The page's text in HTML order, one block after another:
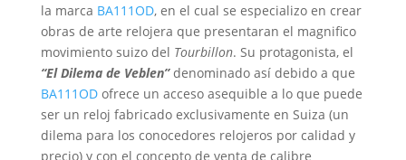
la marca BA111OD, en el cual se especializo en crear
obras de arte relojera que presentaran el magnifico
movimiento suizo del Tourbillon. Su protagonista, el
“El Dilema de Veblen”denominado así debido a que
BA111ODofrece un acceso asequible a lo que puede
ser un reloj fabricado exclusivamente en Suiza (un
dilema para los conocedores relojeros por calidad y
precio) y con el concepto de venta de calibre